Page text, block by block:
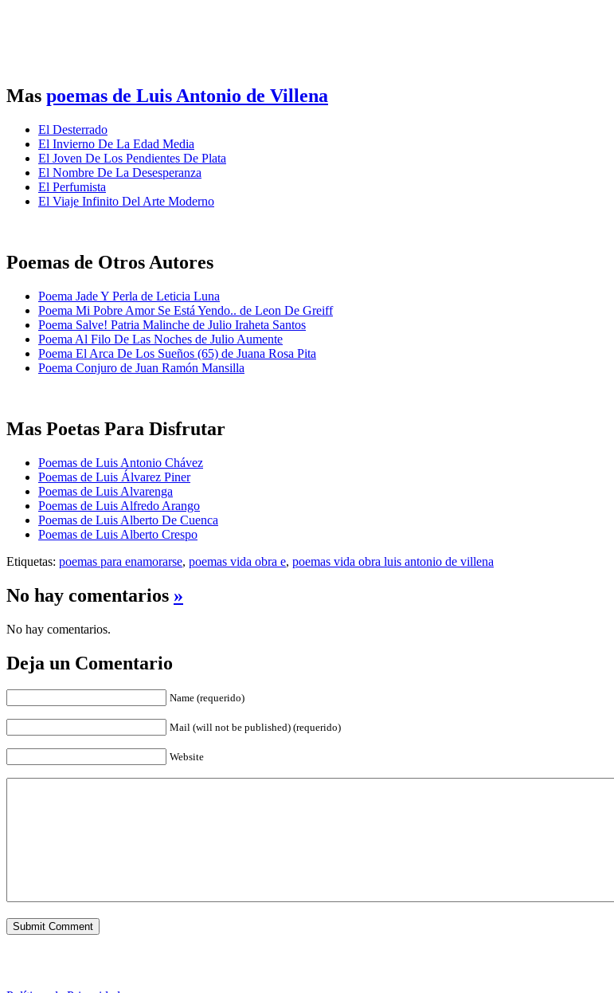
Mas poemas de Luis Antonio de Villena
El Desterrado
El Invierno De La Edad Media
El Joven De Los Pendientes De Plata
El Nombre De La Desesperanza
El Perfumista
El Viaje Infinito Del Arte Moderno
Poemas de Otros Autores
Poema Jade Y Perla de Leticia Luna
Poema Mi Pobre Amor Se Está Yendo.. de Leon De Greiff
Poema Salve! Patria Malinche de Julio Iraheta Santos
Poema Al Filo De Las Noches de Julio Aumente
Poema El Arca De Los Sueños (65) de Juana Rosa Pita
Poema Conjuro de Juan Ramón Mansilla
Mas Poetas Para Disfrutar
Poemas de Luis Antonio Chávez
Poemas de Luis Álvarez Piner
Poemas de Luis Alvarenga
Poemas de Luis Alfredo Arango
Poemas de Luis Alberto De Cuenca
Poemas de Luis Alberto Crespo
Etiquetas: poemas para enamorarse, poemas vida obra e, poemas vida obra luis antonio de villena
No hay comentarios »
No hay comentarios.
Deja un Comentario
Name (requerido)
Mail (will not be published) (requerido)
Website